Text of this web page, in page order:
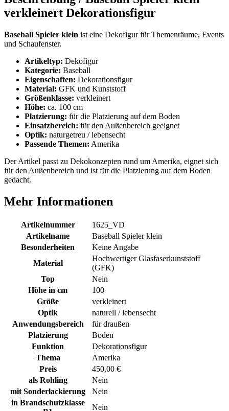
verkleinert Dekorationsfigur
Baseball Spieler klein ist eine Dekofigur für Themenräume, Events
und Schaufenster.
Artikeltyp: Dekofigur
Kategorie: Baseball
Eigenschaften: Dekorationsfigur
Material: GFK und Kunststoff
Größenklasse: verkleinert
Höhe: ca. 100 cm
Platzierung: für die Platzierung auf dem Boden
Einsatzbereich: für den Außenbereich geeignet
Optik: naturgetreu / lebensecht
Passende Themen: Amerika
Der Artikel passt zu Dekokonzepten rund um Amerika, eignet sich
für den Außenbereich und ist für die Platzierung auf dem Boden
gedacht.
Mehr Informationen
Artikelnummer
1625_VD
Artikelname
Baseball Spieler klein
Besonderheiten
Keine Angabe
Material
Hochwertiger Glasfaserkunststoff
(GFK)
Top
Nein
Höhe in cm
100
Größe
verkleinert
Optik
naturell / lebensecht
Anwendungsbereich
für draußen
Platzierung
Boden
Funktion
Dekorationsfigur
Thema
Amerika
Preis
450,00 €
als Rohling
Nein
mit Sonderlackierung
Nein
in Brandschutzklasse
Nein